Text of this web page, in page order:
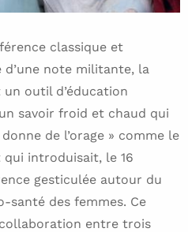
classique et
d’une note militante, la
outil d’éducation
savoir froid et chaud qui
de l’orage » comme le
introduisait, le 16
gesticulée autour du
santé des femmes. Ce
entre trois